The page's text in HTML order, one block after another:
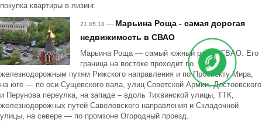
покупка квартиры в лизинг.
21.05.18 — Марьина Роща - самая дорогая
недвижимость в СВАО
Марьина Роща — самый южный район СВАО. Его
граница на востоке проходит по
железнодорожным путям Рижского направления и по Проспекту Мира,
на юге — по оси Сущевского вала, улиц Советской Армии, Достоевского
и Перунова переулка, на западе – вдоль Тихвинской улицы, ТТК,
железнодорожных путей Савеловского направления и Складочной
улицы, на севере — по промзоне Огородный проезд.